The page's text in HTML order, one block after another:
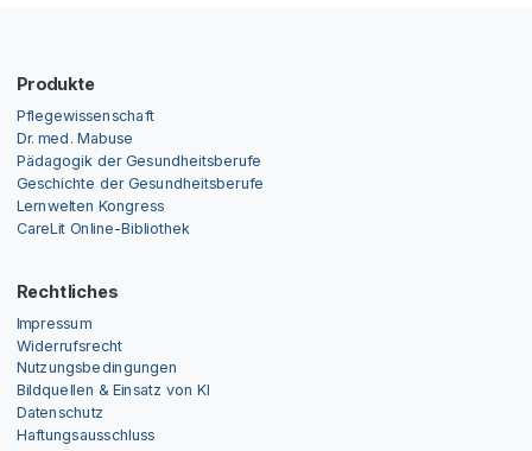
Produkte
Pflegewissenschaft
Dr. med. Mabuse
Pädagogik der Gesundheitsberufe
Geschichte der Gesundheitsberufe
Lernwelten Kongress
CareLit Online-Bibliothek
Rechtliches
Impressum
Widerrufsrecht
Nutzungsbedingungen
Bildquellen & Einsatz von KI
Datenschutz
Haftungsausschluss